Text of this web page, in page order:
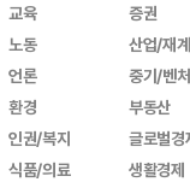
교육
노동
언론
환경
인권/복지
식품/의료
증권
산업/재계
중기/벤처
부동산
글로벌경
생활경제